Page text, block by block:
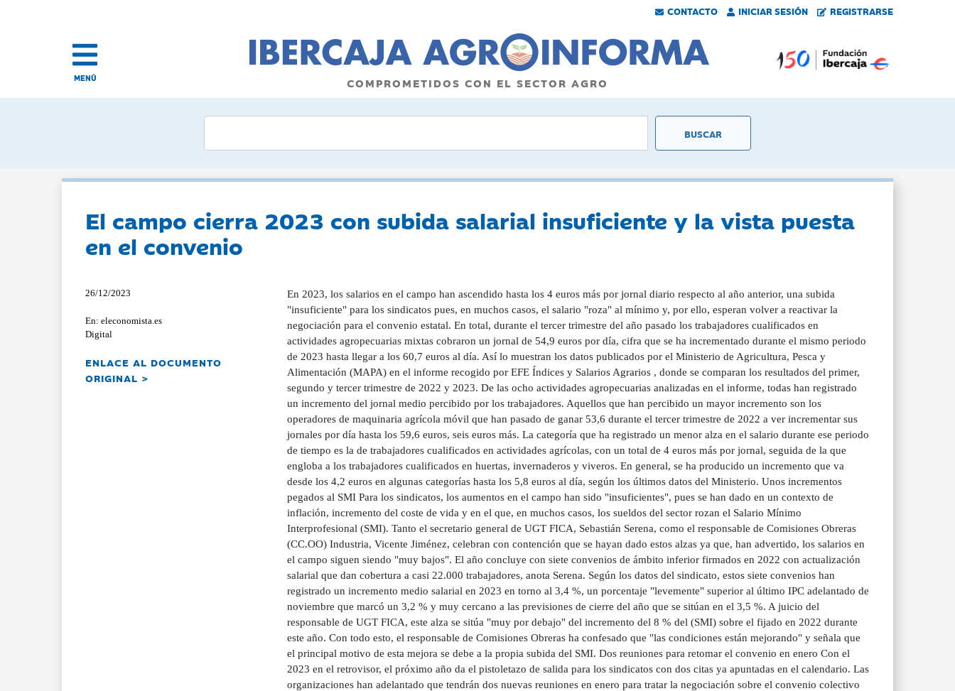
CONTACTO INICIAR SESIÓN REGISTRARSE
MENÚ COMPROMETIDOS CON EL SECTOR AGRO
El campo cierra 2023 con subida salarial insuficiente y la vista puesta
en el convenio
26/12/2023
En: eleconomista.es
Digital
ENLACE AL DOCUMENTO
ORIGINAL >
En 2023, los salarios en el campo han ascendido hasta los 4 euros más por jornal diario respecto al año anterior, una subida
"insuficiente" para los sindicatos pues, en muchos casos, el salario "roza" al mínimo y, por ello, esperan volver a reactivar la
negociación para el convenio estatal. En total, durante el tercer trimestre del año pasado los trabajadores cualificados en
actividades agropecuarias mixtas cobraron un jornal de 54,9 euros por día, cifra que se ha incrementado durante el mismo periodo
de 2023 hasta llegar a los 60,7 euros al día. Así lo muestran los datos publicados por el Ministerio de Agricultura, Pesca y
Alimentación (MAPA) en el informe recogido por EFE Índices y Salarios Agrarios , donde se comparan los resultados del primer,
segundo y tercer trimestre de 2022 y 2023. De las ocho actividades agropecuarias analizadas en el informe, todas han registrado
un incremento del jornal medio percibido por los trabajadores. Aquellos que han percibido un mayor incremento son los
operadores de maquinaria agrícola móvil que han pasado de ganar 53,6 durante el tercer trimestre de 2022 a ver incrementar sus
jornales por día hasta los 59,6 euros, seis euros más. La categoría que ha registrado un menor alza en el salario durante ese periodo
de tiempo es la de trabajadores cualificados en actividades agrícolas, con un total de 4 euros más por jornal, seguida de la que
engloba a los trabajadores cualificados en huertas, invernaderos y viveros. En general, se ha producido un incremento que va
desde los 4,2 euros en algunas categorías hasta los 5,8 euros al día, según los últimos datos del Ministerio. Unos incrementos
pegados al SMI Para los sindicatos, los aumentos en el campo han sido "insuficientes", pues se han dado en un contexto de
inflación, incremento del coste de vida y en el que, en muchos casos, los sueldos del sector rozan el Salario Mínimo
Interprofesional (SMI). Tanto el secretario general de UGT FICA, Sebastián Serena, como el responsable de Comisiones Obreras
(CC.OO) Industria, Vicente Jiménez, celebran con contención que se hayan dado estos alzas ya que, han advertido, los salarios en
el campo siguen siendo "muy bajos". El año concluye con siete convenios de ámbito inferior firmados en 2022 con actualización
salarial que dan cobertura a casi 22.000 trabajadores, anota Serena. Según los datos del sindicato, estos siete convenios han
registrado un incremento medio salarial en 2023 en torno al 3,4 %, un porcentaje "levemente" superior al último IPC adelantado de
noviembre que marcó un 3,2 % y muy cercano a las previsiones de cierre del año que se sitúan en el 3,5 %. A juicio del
responsable de UGT FICA, este alza se sitúa "muy por debajo" del incremento del 8 % del (SMI) sobre el fijado en 2022 durante
este año. Con todo esto, el responsable de Comisiones Obreras ha confesado que "las condiciones están mejorando" y señala que
el principal motivo de esta mejora se debe a la propia subida del SMI. Dos reuniones para retomar el convenio en enero Con el
2023 en el retrovisor, el próximo año da el pistoletazo de salida para los sindicatos con dos citas ya apuntadas en el calendario. Las
organizaciones han adelantado que tendrán dos nuevas reuniones en enero para tratar la negociación sobre el convenio colectivo